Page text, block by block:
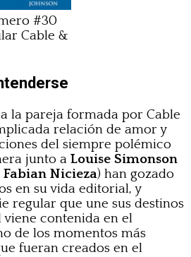
#30
Cable &
la pareja formada por Cable
relación de amor y
del siempre polémico
junto a Louise Simonson
Fabian Nicieza) han gozado
en su vida editorial, y
regular que une sus destinos
contenida en el
de los momentos más
fueran creados en el